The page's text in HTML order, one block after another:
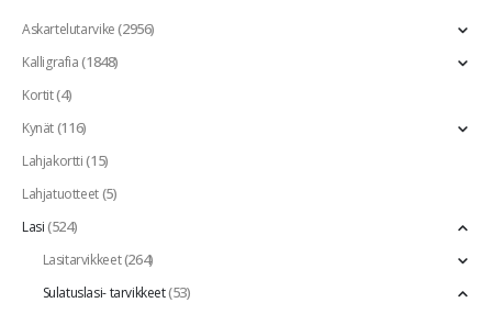
Askartelutarvike(2956)
Kalligrafia(1848)
Kortit(4)
Kynät(116)
Lahjakortti(15)
Lahjatuotteet(5)
Lasi(524)
Lasitarvikkeet(264)
Sulatuslasi- tarvikkeet(53)